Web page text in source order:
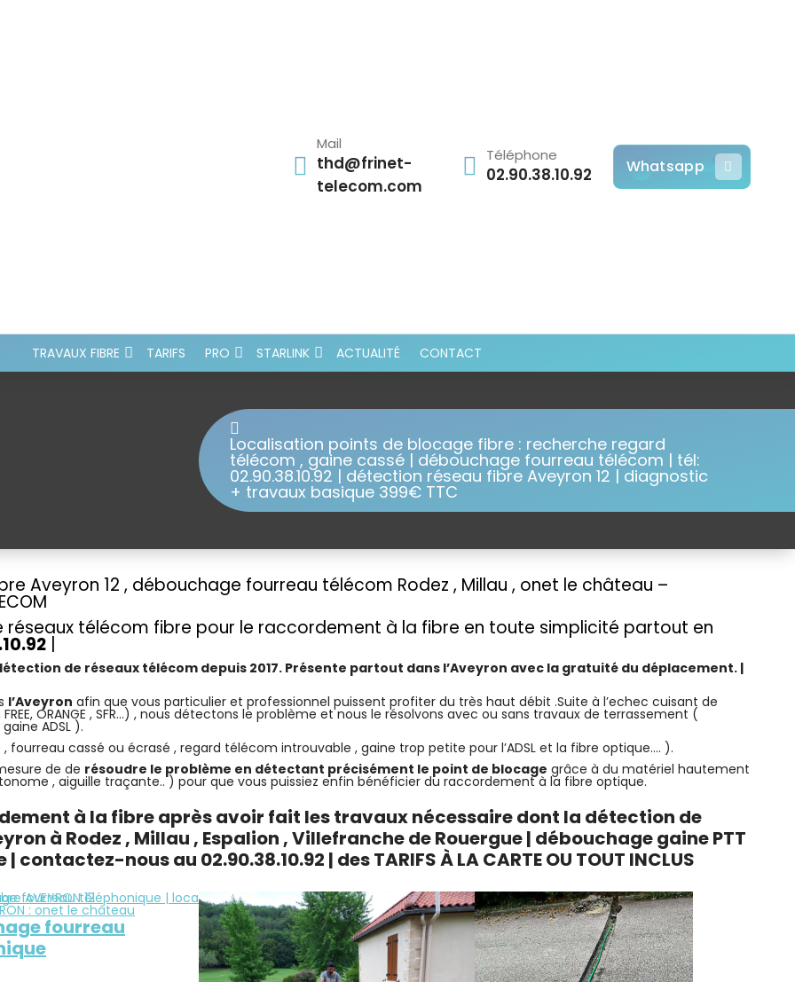
Mail
thd@frinet-
telecom.com
Téléphone
02.90.38.10.92 Whatsapp
TRAVAUX FIBRE TARIFS PRO STARLINK ACTUALITÉ CONTACT
Localisation points de blocage fibre : recherche regard
télécom , gaine cassé | débouchage fourreau télécom | tél:
02.90.38.10.92 | détection réseau fibre Aveyron 12 | diagnostic
+ travaux basique 399€ TTC
Aveyron 12 , débouchage fourreau télécom Rodez , Millau , onet le château –
réseaux télécom fibre pour le raccordement à la fibre en toute simplicité partout en
détection de réseaux télécom depuis 2017. Présente partout dans l’Aveyron avec la gratuité du déplacement. |
l’Aveyron afin que vous particulier et professionnel puissent profiter du très haut débit .Suite à l’echec cuisant de
ORANGE , SFR…) , nous détectons le problème et nous le résolvons avec ou sans travaux de terrassement (
ADSL ).
fourreau cassé ou écrasé , regard télécom introuvable , gaine trop petite pour l’ADSL et la fibre optique…. ).
de de résoudre le problème en détectant précisément le point de blocage grâce à du matériel hautement
, aiguille traçante.. ) pour que vous puissiez enfin bénéficier du raccordement à la fibre optique.
à la fibre après avoir fait les travaux nécessaire dont la détection de
à Rodez , Millau , Espalion , Villefranche de Rouergue | débouchage gaine PTT
| contactez-nous au 02.90.38.10.92 | des TARIFS À LA CARTE OU TOUT INCLUS
fourreau